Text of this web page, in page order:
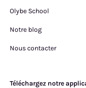
Olybe School
Notre blog
Nous contacter
Téléchargez notre